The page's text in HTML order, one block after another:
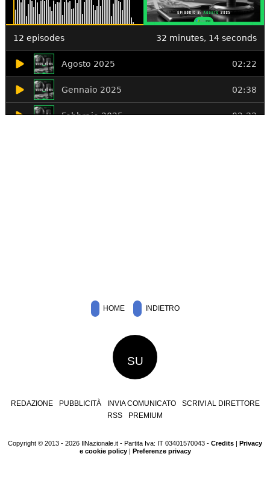
HOME INDIETRO
SU
REDAZIONE PUBBLICITÀ INVIA COMUNICATO
SCRIVI AL DIRETTORE
RSS
PREMIUM
Copyright © 2013 - 2026 IlNazionale.it - Partita Iva: IT 03401570043 - Credits | Privacy
e cookie policy| Preferenze privacy